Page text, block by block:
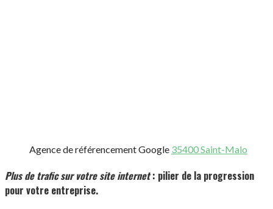
Agence de référencement Google 35400 Saint-Malo
Plus de trafic sur votre site internet: pilier de la progression
pour votre entreprise.